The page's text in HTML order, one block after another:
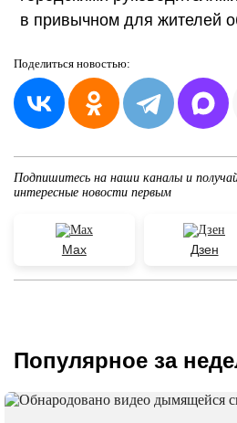
в привычном для жителей
Поделиться новостью:
Подпишитесь на наши каналы и
интересные новости первым
Max Дзен
Популярное за